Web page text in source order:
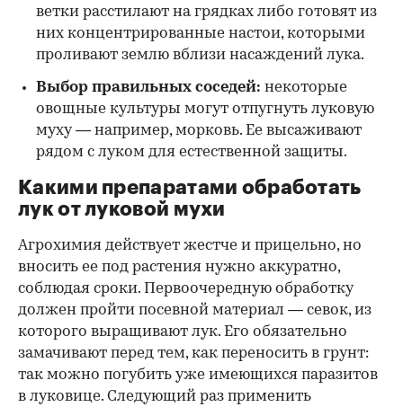
ветки расстилают на грядках либо готовят из
них концентрированные настои, которыми
проливают землю вблизи насаждений лука.
Выбор правильных соседей: некоторые
овощные культуры могут отпугнуть луковую
муху — например, морковь. Ее высаживают
рядом с луком для естественной защиты.
Какими препаратами обработать
лук от луковой мухи
Агрохимия действует жестче и прицельно, но
вносить ее под растения нужно аккуратно,
соблюдая сроки. Первоочередную обработку
должен пройти посевной материал — севок, из
которого выращивают лук. Его обязательно
замачивают перед тем, как переносить в грунт:
так можно погубить уже имеющихся паразитов
в луковице. Следующий раз применить